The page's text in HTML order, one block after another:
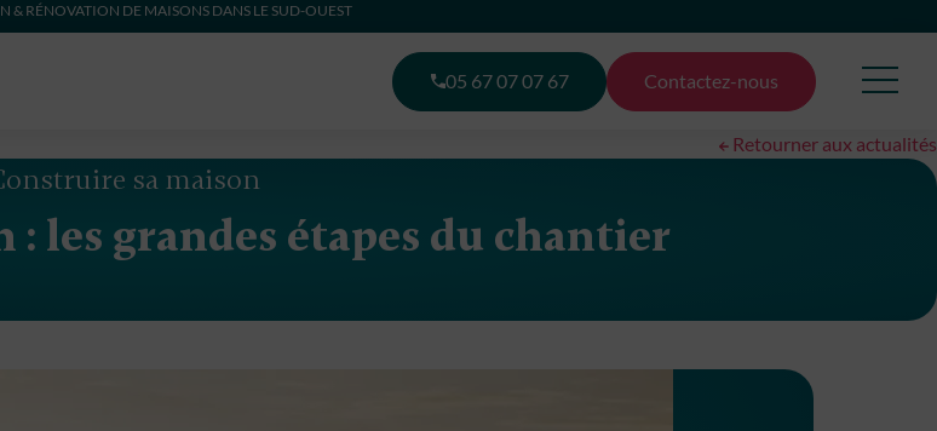
& RÉNOVATION DE MAISONS DANS LE SUD-OUEST
05 67 07 07 67 Contactez-nous
Retourner aux actualités
sa maison
les grandes étapes du chantier